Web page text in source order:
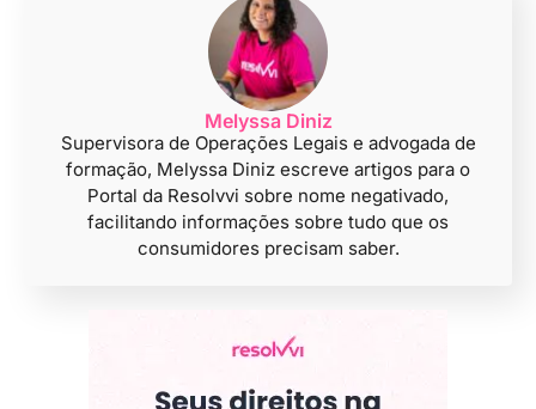
Melyssa Diniz
Supervisora de Operações Legais e advogada de
formação, Melyssa Diniz escreve artigos para o
Portal da Resolvvi sobre nome negativado,
facilitando informações sobre tudo que os
consumidores precisam saber.